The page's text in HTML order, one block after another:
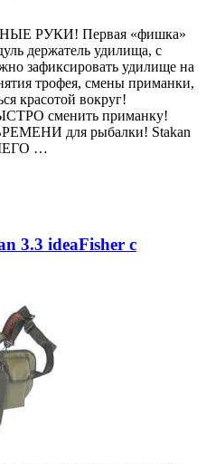
РУКИ! Первая «фишка»
держатель удилища, с
зафиксировать удилище на
трофея, смены приманки,
красотой вокруг!
сменить приманку!
для рыбалки! Stakan
…
3.3 ideaFisher с